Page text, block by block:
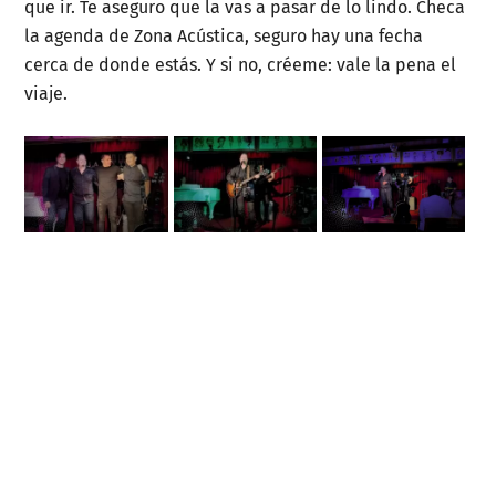
que ir. Te aseguro que la vas a pasar de lo lindo. Checa
la agenda de Zona Acústica, seguro hay una fecha
cerca de donde estás. Y si no, créeme: vale la pena el
viaje.